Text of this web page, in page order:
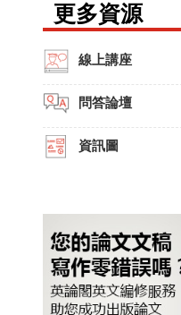
更多資源
線上講座
問答論壇
資訊圖